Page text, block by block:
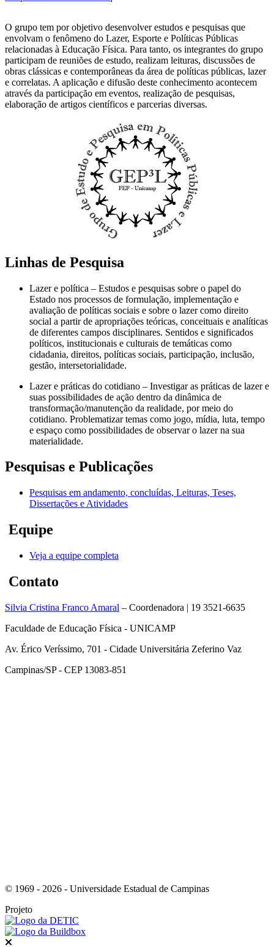
O grupo tem por objetivo desenvolver estudos e pesquisas que
envolvam o fenômeno do Lazer, Esporte e Políticas Públicas
relacionadas à Educação Física. Para tanto, os integrantes do grupo
participam de reuniões de estudo, realizam leituras, discussões de
obras clássicas e contemporâneas da área de políticas públicas, lazer
e correlatas. A aplicação e difusão deste conhecimento acontecem
através da participação em eventos, realização de pesquisas,
elaboração de artigos científicos e parcerias diversas.
Linhas de Pesquisa
Lazer e política – Estudos e pesquisas sobre o papel do
Estado nos processos de formulação, implementação e
avaliação de políticas sociais e sobre o lazer como direito
social a partir de apropriações teóricas, conceituais e analíticas
de diferentes campos disciplinares. Sentidos e significados
políticos, institucionais e culturais de temáticas como
cidadania, direitos, políticas sociais, participação, inclusão,
gestão, intersetorialidade.
Lazer e práticas do cotidiano – Investigar as práticas de lazer e
suas possibilidades de ação dentro da dinâmica de
transformação/manutenção da realidade, por meio do
cotidiano. Problematizar temas como jogo, mídia, luta, tempo
e espaço como possibilidades de observar o lazer na sua
materialidade.
Pesquisas e Publicações
Pesquisas em andamento, concluídas, Leituras, Teses,
Dissertações e Atividades
Equipe
Veja a equipe completa
Contato
Silvia Cristina Franco Amaral – Coordenadora | 19 3521-6635
Faculdade de Educação Física - UNICAMP
Av. Érico Veríssimo, 701 - Cidade Universitária Zeferino Vaz
Campinas/SP - CEP 13083-851
© 1969 - 2026 - Universidade Estadual de Campinas
Projeto